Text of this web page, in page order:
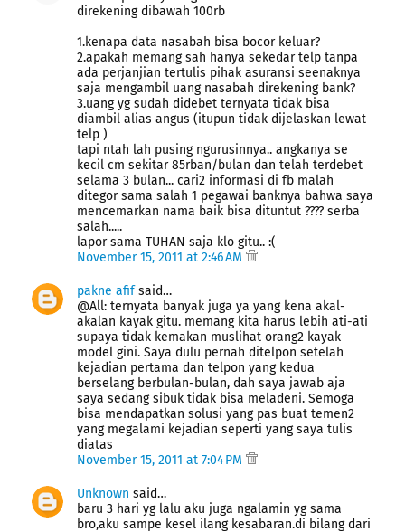
direkening dibawah 100rb
1.kenapa data nasabah bisa bocor keluar?
2.apakah memang sah hanya sekedar telp tanpa
ada perjanjian tertulis pihak asuransi seenaknya
saja mengambil uang nasabah direkening bank?
3.uang yg sudah didebet ternyata tidak bisa
diambil alias angus (itupun tidak dijelaskan lewat
telp )
tapi ntah lah pusing ngurusinnya.. angkanya se
kecil cm sekitar 85rban/bulan dan telah terdebet
selama 3 bulan... cari2 informasi di fb malah
ditegor sama salah 1 pegawai banknya bahwa saya
mencemarkan nama baik bisa dituntut ???? serba
salah.....
lapor sama TUHAN saja klo gitu.. :(
November 15, 2011 at 2:46 AM
pakne afifsaid…
@All: ternyata banyak juga ya yang kena akal-
akalan kayak gitu. memang kita harus lebih ati-ati
supaya tidak kemakan muslihat orang2 kayak
model gini. Saya dulu pernah ditelpon setelah
kejadian pertama dan telpon yang kedua
berselang berbulan-bulan, dah saya jawab aja
saya sedang sibuk tidak bisa meladeni. Semoga
bisa mendapatkan solusi yang pas buat temen2
yang megalami kejadian seperti yang saya tulis
diatas
November 15, 2011 at 7:04 PM
Unknown said…
baru 3 hari yg lalu aku juga ngalamin yg sama
bro,aku sampe kesel ilang kesabaran.di bilang dari